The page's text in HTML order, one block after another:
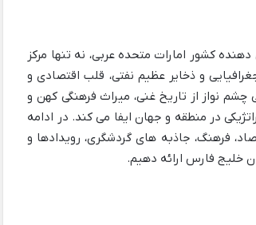
کشور امارات متحده عربی، نه تنها مرکز
و ذخایر عظیم نفتی، قلب اقتصادی و
نواز از تاریخ غنی، میراث فرهنگی کهن و
در منطقه و جهان ایفا می کند. در ادامه
فرهنگ، جاذبه های گردشگری، رویدادها و
خلیج فارس ارائه دهیم.